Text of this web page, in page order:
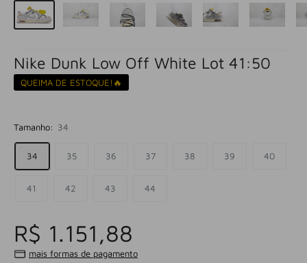
Nike Dunk Low Off White Lot 41:50
QUEIMA DE ESTOQUE!🔥
Tamanho: 34
34 35 36 37 38 39 40
41 42 43 44
R$ 1.151,88
mais formas de pagamento